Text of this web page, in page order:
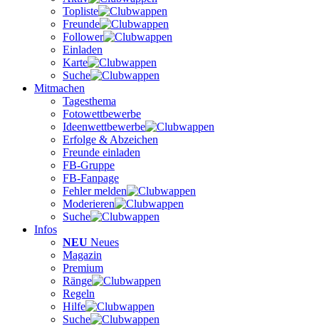
Topliste
Freunde
Follower
Einladen
Karte
Suche
Mitmachen
Tagesthema
Fotowettbewerbe
Ideenwettbewerbe
Erfolge & Abzeichen
Freunde einladen
FB-Gruppe
FB-Fanpage
Fehler melden
Moderieren
Suche
Infos
NEU Neues
Magazin
Premium
Ränge
Regeln
Hilfe
Suche